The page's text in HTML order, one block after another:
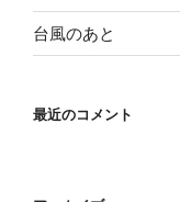
台風のあと
最近のコメント